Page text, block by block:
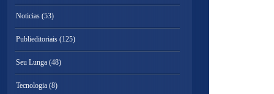
Noticias (53)
Publieditoriais (125)
Seu Lunga (48)
Tecnologia (8)